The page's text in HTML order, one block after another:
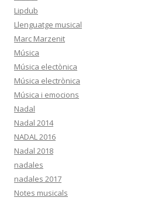
Lipdub
Llenguatge musical
Marc Marzenit
Música
Música electònica
Música electrònica
Música i emocions
Nadal
Nadal 2014
NADAL 2016
Nadal 2018
nadales
nadales 2017
Notes musicals